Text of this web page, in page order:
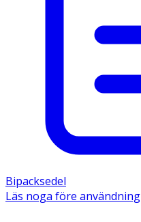
Bipacksedel
Läs noga före användning